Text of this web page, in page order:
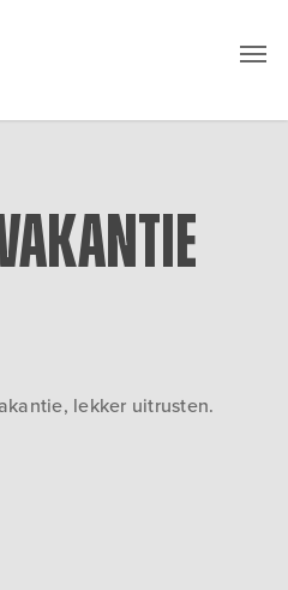
lekker uitrusten.